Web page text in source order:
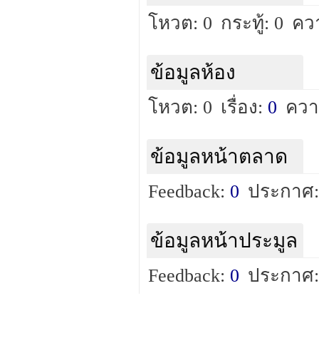
โหวต: 0 กระทู้: 0 ค
ข้อมูลห้อง
โหวต: 0 เรื่อง: 0 คว
ข้อมูลหน้าตลาด
Feedback: 0 ประกาศ
ข้อมูลหน้าประมูล
Feedback: 0 ประกาศ